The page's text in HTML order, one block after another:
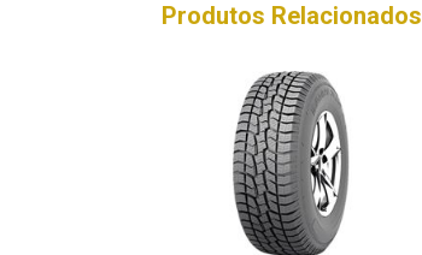
Produtos Relacionados